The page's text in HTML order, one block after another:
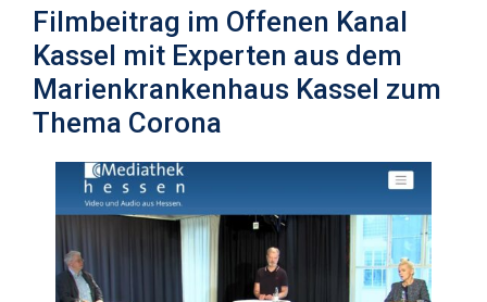
Filmbeitrag im Offenen Kanal
Kassel mit Experten aus dem
Marienkrankenhaus Kassel zum
Thema Corona